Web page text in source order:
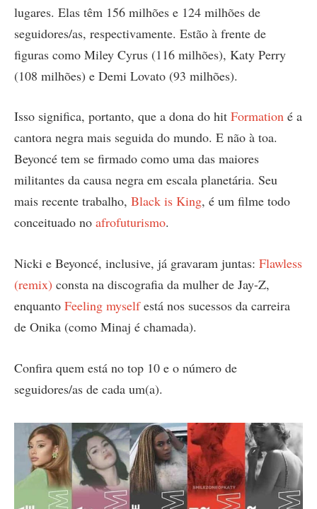
lugares. Elas têm 156 milhões e 124 milhões de
seguidores/as, respectivamente. Estão à frente de
figuras como Miley Cyrus (116 milhões), Katy Perry
(108 milhões) e Demi Lovato (93 milhões).
Isso significa, portanto, que a dona do hit Formation é a
cantora negra mais seguida do mundo. E não à toa.
Beyoncé tem se firmado como uma das maiores
militantes da causa negra em escala planetária. Seu
mais recente trabalho, Black is King, é um filme todo
conceituado no afrofuturismo.
Nicki e Beyoncé, inclusive, já gravaram juntas: Flawless
(remix) consta na discografia da mulher de Jay-Z,
enquanto Feeling myselfestá nos sucessos da carreira
de Onika (como Minaj é chamada).
Confira quem está no top 10 e o número de
seguidores/as de cada um(a).